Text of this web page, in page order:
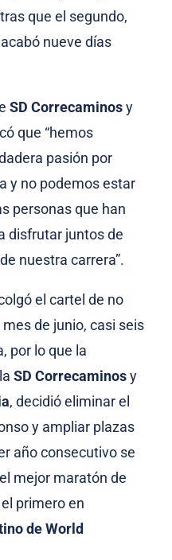
que el segundo,
nueve días
SD Correcaminosy
que “hemos
pasión por
y no podemos estar
personas que han
disfrutar juntos de
nuestra carrera”.
el cartel de no
de junio, casi seis
por lo que la
laSD Correcaminosy
, decidió eliminar el
y ampliar plazas
año consecutivo se
mejor maratón de
primero en
de World